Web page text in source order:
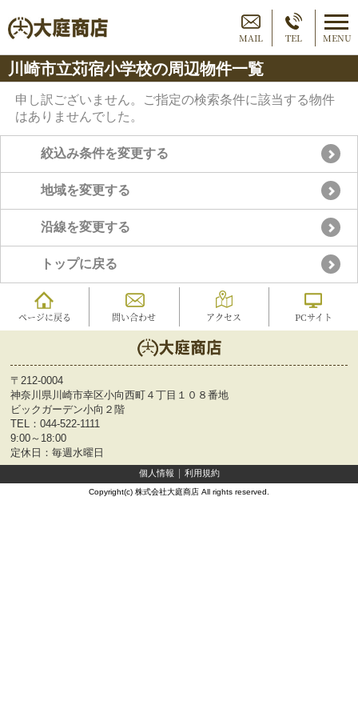
MAIL TEL MENU
川崎市立苅宿小学校の周辺物件一覧
申し訳ございません。ご指定の検索条件に該当する物件
はありませんでした。
絞込み条件を変更する
地域を変更する
沿線を変更する
トップに戻る
ページに戻る 問い合わせ アクセス PCサイト
〒212-0004
神奈川県川崎市幸区小向西町４丁目１０８番地
ビックガーデン小向２階
TEL： 044-522-1111
9:00～18:00
定休日：毎週水曜日
個人情報 利用規約
Copyright(c) 株式会社大庭商店 All rights reserved.